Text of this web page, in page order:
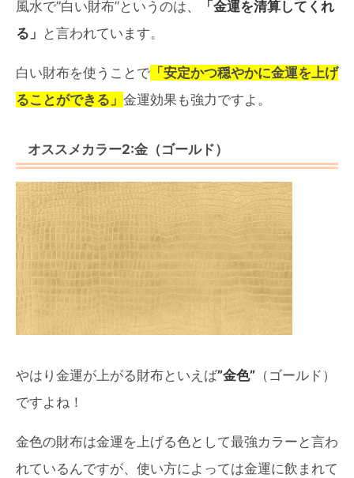
風水で”白い財布”というのは、
「金運を清算してくれ
る」 と言われています。
白い財布を使うことで 「安定かつ穏やかに金運を上げ
ることができる」 金運効果も強力ですよ。
オススメカラー2:金（ゴールド）
やはり金運が上がる財布といえば”金色” （ゴールド）
ですよね！
金色の財布は金運を上げる色として最強カラーと言わ
れているんですが、使い方によっては金運に飲まれて